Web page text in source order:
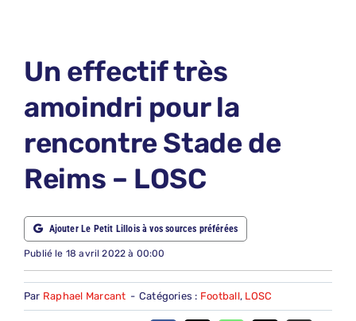
ABONNEMENTS
NOUS CONTACTER
NOUS SUIVRE
Rechercher:
Un effectif très
amoindri pour la
rencontre Stade de
Reims – LOSC
Ajouter Le Petit Lillois à vos sources préférées
Publié le 18 avril 2022 à 00:00
Par Raphael Marcant - Catégories : Football, LOSC